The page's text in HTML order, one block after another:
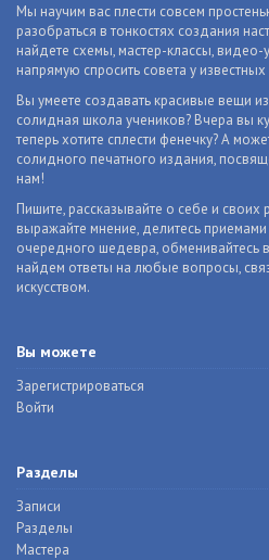
Мы научим вас плести совсем
разобраться в тонкостях создания
найдете схемы, мастер-классы, видео-
напрямую спросить совета у
Вы умеете создавать красивые вещи
солидная школа учеников? Вчера вы
теперь хотите сплести фенечку? А
солидного печатного издания,
нам!
Пишите, рассказывайте о себе и своих
выражайте мнение, делитесь
очередного шедевра, обменивайтесь
найдем ответы на любые вопросы,
искусством.
Вы можете
Зарегистрироваться
Войти
Разделы
Записи
Разделы
Мастера